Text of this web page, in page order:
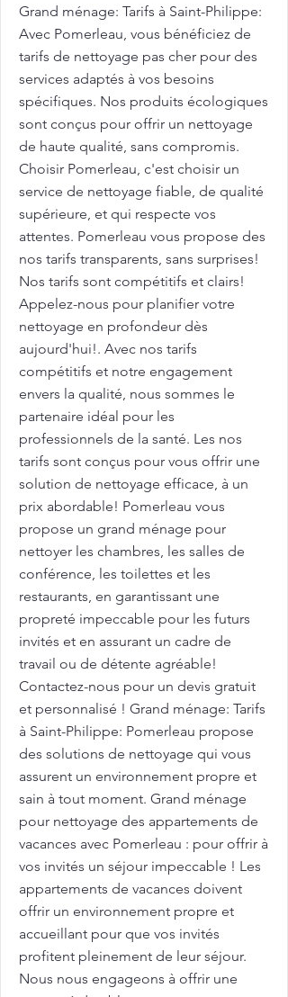
Grand ménage: Tarifs à Saint-Philippe:
Avec Pomerleau, vous bénéficiez de
tarifs de nettoyage pas cher pour des
services adaptés à vos besoins
spécifiques. Nos produits écologiques
sont conçus pour offrir un nettoyage
de haute qualité, sans compromis.
Choisir Pomerleau, c'est choisir un
service de nettoyage fiable, de qualité
supérieure, et qui respecte vos
attentes. Pomerleau vous propose des
nos tarifs transparents, sans surprises!
Nos tarifs sont compétitifs et clairs!
Appelez-nous pour planifier votre
nettoyage en profondeur dès
aujourd'hui!. Avec nos tarifs
compétitifs et notre engagement
envers la qualité, nous sommes le
partenaire idéal pour les
professionnels de la santé. Les nos
tarifs sont conçus pour vous offrir une
solution de nettoyage efficace, à un
prix abordable! Pomerleau vous
propose un grand ménage pour
nettoyer les chambres, les salles de
conférence, les toilettes et les
restaurants, en garantissant une
propreté impeccable pour les futurs
invités et en assurant un cadre de
travail ou de détente agréable!
Contactez-nous pour un devis gratuit
et personnalisé ! Grand ménage: Tarifs
à Saint-Philippe: Pomerleau propose
des solutions de nettoyage qui vous
assurent un environnement propre et
sain à tout moment. Grand ménage
pour nettoyage des appartements de
vacances avec Pomerleau : pour offrir à
vos invités un séjour impeccable ! Les
appartements de vacances doivent
offrir un environnement propre et
accueillant pour que vos invités
profitent pleinement de leur séjour.
Nous nous engageons à offrir une